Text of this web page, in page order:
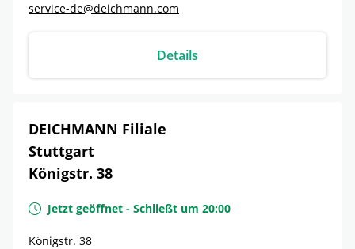
service-de@deichmann.com
Details
DEICHMANN Filiale
Stuttgart
Königstr. 38
Jetzt geöffnet - Schließt um 20:00
Königstr. 38